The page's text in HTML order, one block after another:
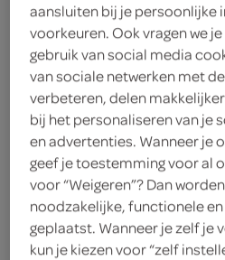
Start je dag plantaardig met
Perfect romige haverdrank
100% plantaardig genieten
Veelzijdig in jouw keuken
aansluiten bij je persoonlijke
voorkeuren. Ook vragen we
gebruik van social media
van sociale netwerken met
verbeteren, delen
bij het personaliseren van je
en advertenties. Wanneer je
geef je toestemming voor al
voor “Weigeren”? Dan
noodzakelijke, functionele
geplaatst. Wanneer je zelf je
kun je kiezen voor “zelf